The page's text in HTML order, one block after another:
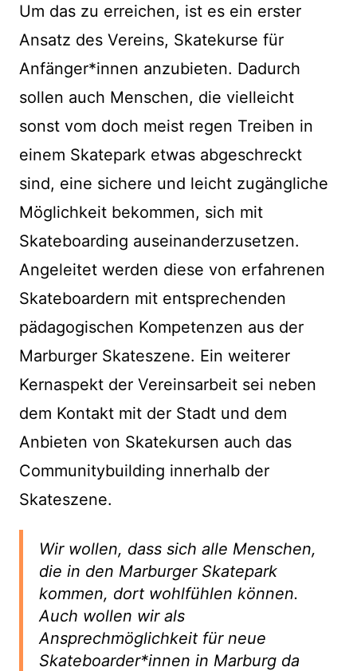
Um das zu erreichen, ist es ein erster
Ansatz des Vereins, Skatekurse für
Anfänger*innen anzubieten. Dadurch
sollen auch Menschen, die vielleicht
sonst vom doch meist regen Treiben in
einem Skatepark etwas abgeschreckt
sind, eine sichere und leicht zugängliche
Möglichkeit bekommen, sich mit
Skateboarding auseinanderzusetzen.
Angeleitet werden diese von erfahrenen
Skateboardern mit entsprechenden
pädagogischen Kompetenzen aus der
Marburger Skateszene. Ein weiterer
Kernaspekt der Vereinsarbeit sei neben
dem Kontakt mit der Stadt und dem
Anbieten von Skatekursen auch das
Communitybuilding innerhalb der
Skateszene.
Wir wollen, dass sich alle Menschen,
die in den Marburger Skatepark
kommen, dort wohlfühlen können.
Auch wollen wir als
Ansprechmöglichkeit für neue
Skateboarder*innen in Marburg da